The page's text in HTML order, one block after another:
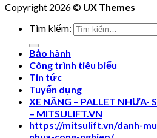
Copyright 2026 © UX Themes
Tìm kiếm:
Bảo hành
Công trình tiêu biểu
Tin tức
Tuyển dụng
XE NÂNG – PALLET NHƯA-
– MITSULIFT.VN
https://mitsulift.vn/danh-